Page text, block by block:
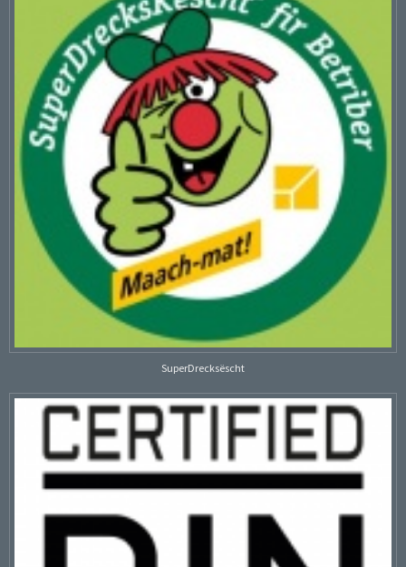
SuperDrecksëscht